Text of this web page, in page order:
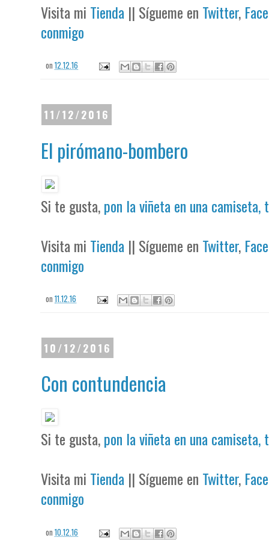
Visita mi Tienda || Sígueme en Twitter,
conmigo
on12.12.16
11/12/2016
El pirómano-bombero
Si te gusta,pon la viñeta en una camiseta,
Visita mi Tienda || Sígueme en Twitter,
conmigo
on11.12.16
10/12/2016
Con contundencia
Si te gusta,pon la viñeta en una camiseta,
Visita mi Tienda || Sígueme en Twitter,
conmigo
on10.12.16